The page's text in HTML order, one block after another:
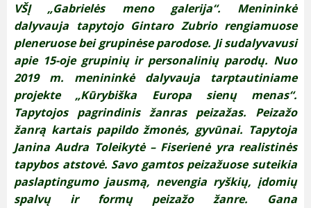
VŠĮ „Gabrielės meno galerija“. Menininkė
dalyvauja tapytojo Gintaro Zubrio rengiamuose
pleneruose bei grupinėse parodose. Ji sudalyvavusi
apie 15-oje grupinių ir personalinių parodų. Nuo
2019 m. menininkė dalyvauja tarptautiniame
projekte „Kūrybiška Europa sienų menas“.
Tapytojos pagrindinis žanras peizažas. Peizažo
žanrą kartais papildo žmonės, gyvūnai. Tapytoja
Janina Audra Toleikytė – Fiserienė yra realistinės
tapybos atstovė. Savo gamtos peizažuose suteikia
paslaptingumo jausmą, nevengia ryškių, įdomių
spalvų ir formų peizažo žanre. Gana